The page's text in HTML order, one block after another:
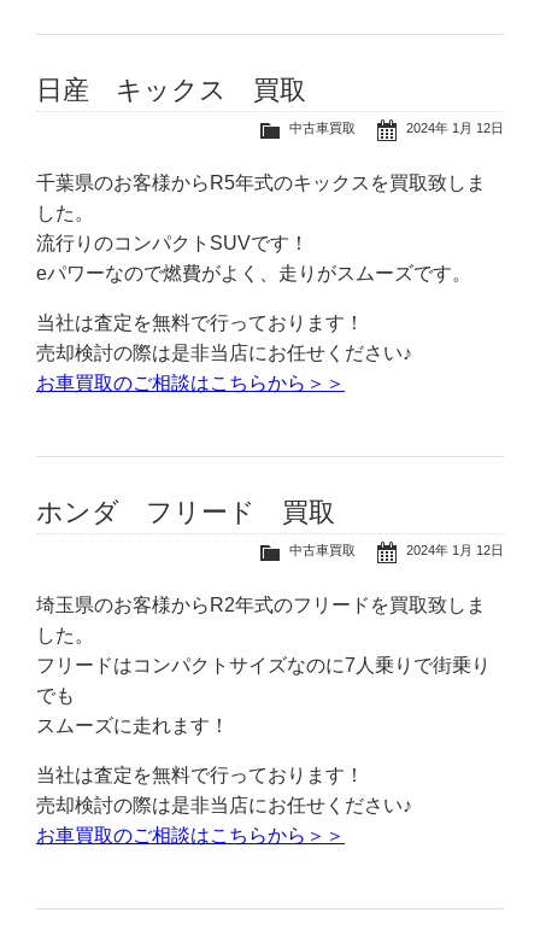
日産 キックス 買取
2024年 1月 12日
中古車買取
千葉県のお客様からR5年式のキックスを買取致しま
した。
流行りのコンパクトSUVです！
eパワーなので燃費がよく、走りがスムーズです。
当社は査定を無料で行っております！
売却検討の際は是非当店にお任せください♪
お車買取のご相談はこちらから＞＞
ホンダ フリード 買取
2024年 1月 12日
中古車買取
埼玉県のお客様からR2年式のフリードを買取致しま
した。
フリードはコンパクトサイズなのに7人乗りで街乗り
でも
スムーズに走れます！
当社は査定を無料で行っております！
売却検討の際は是非当店にお任せください♪
お車買取のご相談はこちらから＞＞